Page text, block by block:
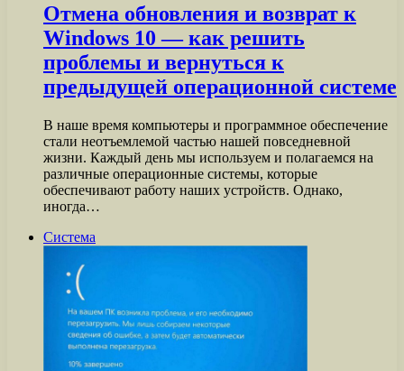
Отмена обновления и возврат к
Windows 10 — как решить
проблемы и вернуться к
предыдущей операционной системе
В наше время компьютеры и программное обеспечение
стали неотъемлемой частью нашей повседневной
жизни. Каждый день мы используем и полагаемся на
различные операционные системы, которые
обеспечивают работу наших устройств. Однако,
иногда…
Система